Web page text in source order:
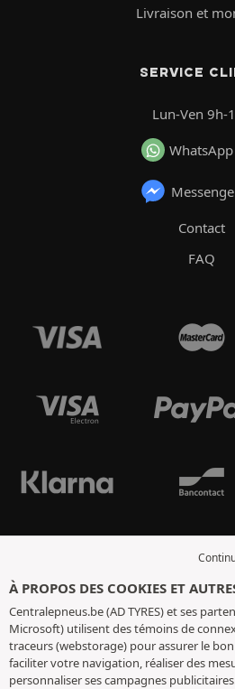
Livraison et
SERVICE
Lun-Ven 9h-
WhatsApp
Contact
FAQ
À PROPOS DES COOKIES ET
Centralepneus.be (AD TYRES) et ses
Microsoft) utilisent des témoins de
traceurs (webstorage) pour assurer le
faciliter votre navigation, réaliser des
personnaliser ses campagnes